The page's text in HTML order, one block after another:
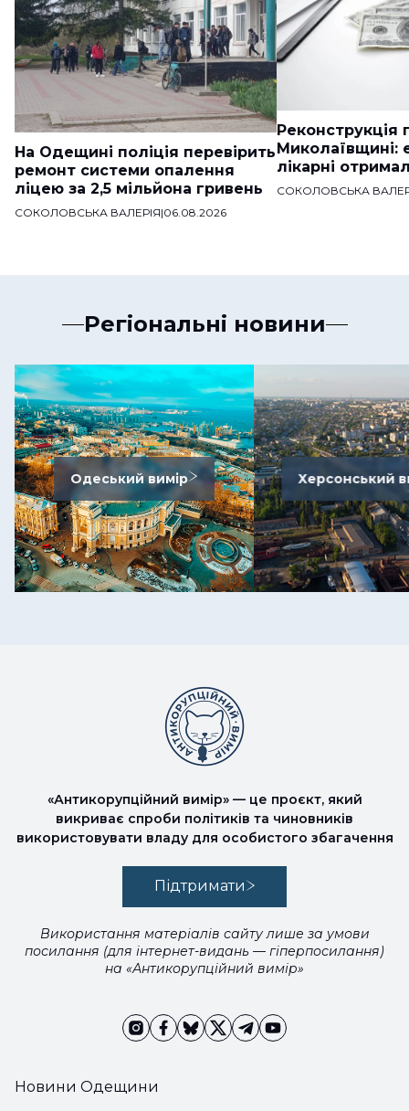
На Одещині поліція перевірить
ремонт системи опалення
ліцею за 2,5 мільйона гривень
СОКОЛОВСЬКА ВАЛЕРІЯ|06.08.2026
Реконструкція
Миколаївщині:
лікарні
СОКОЛОВСЬКА
Регіональні новини
Одеський вимір Херсонський
Новини Одещини
«Антикорупційний вимір» — це проєкт, який
викриває спроби політиків та чиновників
використовувати владу для особистого збагачення
Підтримати
Використання матеріалів сайту лише за умови
посилання (для інтернет-видань — гіперпосилання)
на «Антикорупційний вимір»